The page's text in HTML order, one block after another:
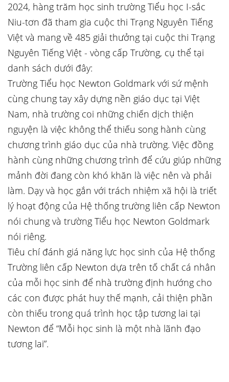
2024, hàng trăm học sinh trường Tiểu học I-sắc
Niu-tơn đã tham gia cuộc thi Trạng Nguyên Tiếng
Việt và mang về 485 giải thưởng tại cuộc thi Trạng
Nguyên Tiếng Việt - vòng cấp Trường, cụ thể tại
danh sách dưới đây:
Trường Tiểu học Newton Goldmark với sứ mệnh
cùng chung tay xây dựng nền giáo dục tại Việt
Nam, nhà trường coi những chiến dịch thiện
nguyện là việc không thể thiếu song hành cùng
chương trình giáo dục của nhà trường. Việc đồng
hành cùng những chương trình để cứu giúp những
mảnh đời đang còn khó khăn là việc nên và phải
làm. Dạy và học gắn với trách nhiệm xã hội là triết
lý hoạt động của Hệ thống trường liên cấp Newton
nói chung và trường Tiểu học Newton Goldmark
nói riêng.
Tiêu chí đánh giá năng lực học sinh của Hệ thống
Trường liên cấp Newton dựa trên tố chất cá nhân
của mỗi học sinh để nhà trường định hướng cho
các con được phát huy thế mạnh, cải thiện phần
còn thiếu trong quá trình học tập tương lai tại
Newton để “Mỗi học sinh là một nhà lãnh đạo
tương lai”.